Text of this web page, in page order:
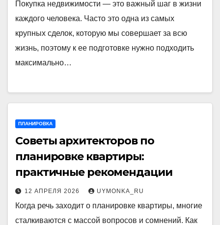
Покупка недвижимости — это важный шаг в жизни
каждого человека. Часто это одна из самых
крупных сделок, которую мы совершает за всю
жизнь, поэтому к ее подготовке нужно подходить
максимально…
ПЛАНИРОВКА
Советы архитекторов по
планировке квартиры:
практичные рекомендации
12 АПРЕЛЯ 2026 UYMONKA_RU
Когда речь заходит о планировке квартиры, многие
сталкиваются с массой вопросов и сомнений. Как